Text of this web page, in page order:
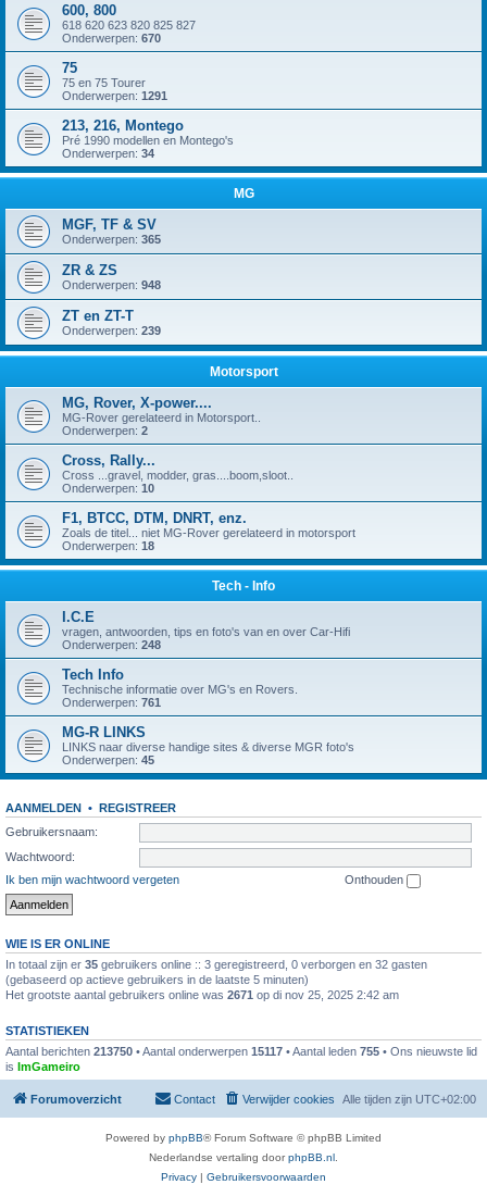
600, 800
618 620 623 820 825 827
Onderwerpen: 670
75
75 en 75 Tourer
Onderwerpen: 1291
213, 216, Montego
Pré 1990 modellen en Montego's
Onderwerpen: 34
MG
MGF, TF & SV
Onderwerpen: 365
ZR & ZS
Onderwerpen: 948
ZT en ZT-T
Onderwerpen: 239
Motorsport
MG, Rover, X-power....
MG-Rover gerelateerd in Motorsport..
Onderwerpen: 2
Cross, Rally...
Cross ...gravel, modder, gras....boom,sloot..
Onderwerpen: 10
F1, BTCC, DTM, DNRT, enz.
Zoals de titel... niet MG-Rover gerelateerd in motorsport
Onderwerpen: 18
Tech - Info
I.C.E
vragen, antwoorden, tips en foto's van en over Car-Hifi
Onderwerpen: 248
Tech Info
Technische informatie over MG's en Rovers.
Onderwerpen: 761
MG-R LINKS
LINKS naar diverse handige sites & diverse MGR foto's
Onderwerpen: 45
AANMELDEN • REGISTREER
Gebruikersnaam:
Wachtwoord:
Ik ben mijn wachtwoord vergeten
Onthouden
WIE IS ER ONLINE
In totaal zijn er 35 gebruikers online :: 3 geregistreerd, 0 verborgen en 32 gasten
(gebaseerd op actieve gebruikers in de laatste 5 minuten)
Het grootste aantal gebruikers online was 2671 op di nov 25, 2025 2:42 am
STATISTIEKEN
Aantal berichten 213750 • Aantal onderwerpen 15117 • Aantal leden 755 • Ons nieuwste lid
is ImGameiro
Forumoverzicht Alle tijden zijn UTC+02:00
Verwijder cookies
Contact
Powered by phpBB® Forum Software © phpBB Limited
Nederlandse vertaling doorphpBB.nl
Privacy | Gebruikersvoorwaarden